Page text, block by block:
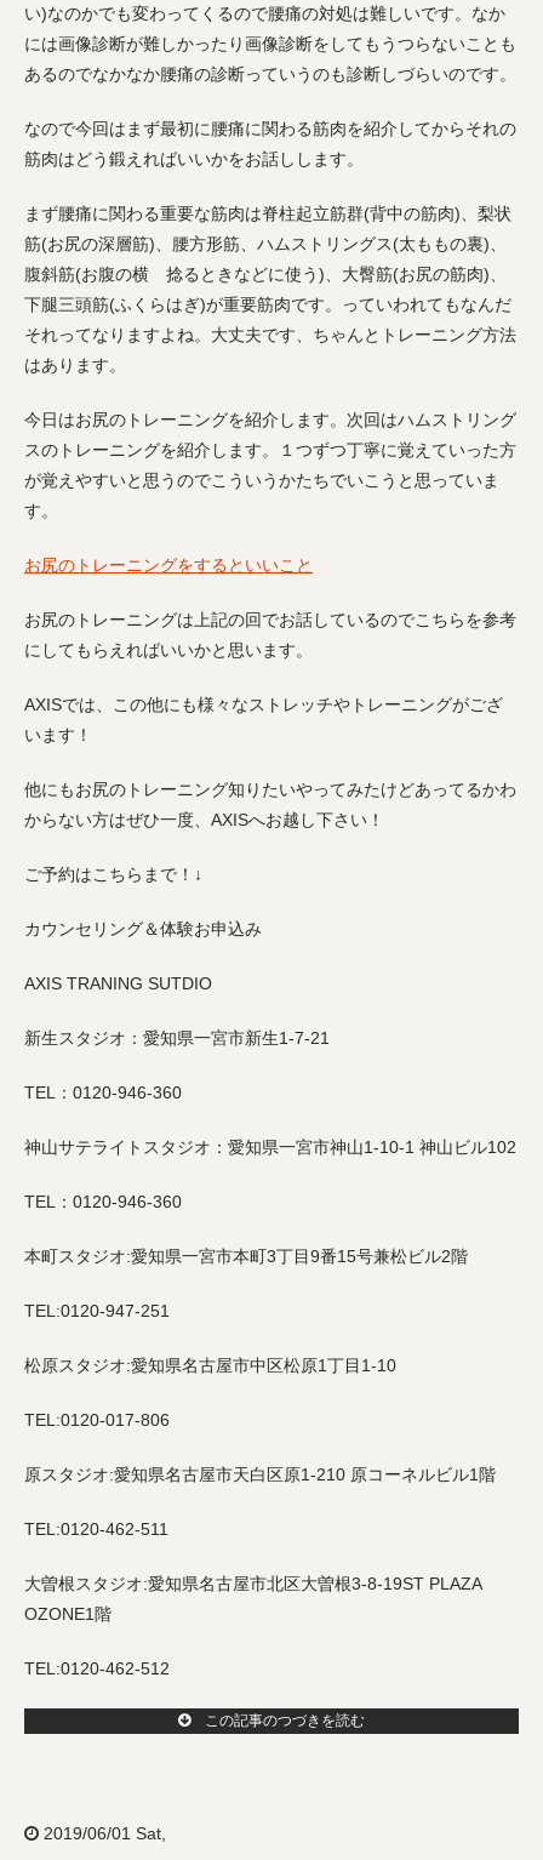
い)なのかでも変わってくるので腰痛の対処は難しいです。なか
には画像診断が難しかったり画像診断をしてもうつらないことも
あるのでなかなか腰痛の診断っていうのも診断しづらいのです。
なので今回はまず最初に腰痛に関わる筋肉を紹介してからそれの
筋肉はどう鍛えればいいかをお話しします。
まず腰痛に関わる重要な筋肉は脊柱起立筋群(背中の筋肉)、梨状
筋(お尻の深層筋)、腰方形筋、ハムストリングス(太ももの裏)、
腹斜筋(お腹の横 捻るときなどに使う)、大臀筋(お尻の筋肉)、
下腿三頭筋(ふくらはぎ)が重要筋肉です。っていわれてもなんだ
それってなりますよね。大丈夫です、ちゃんとトレーニング方法
はあります。
今日はお尻のトレーニングを紹介します。次回はハムストリング
スのトレーニングを紹介します。１つずつ丁寧に覚えていった方
が覚えやすいと思うのでこういうかたちでいこうと思っていま
す。
お尻のトレーニングをするといいこと
お尻のトレーニングは上記の回でお話しているのでこちらを参考
にしてもらえればいいかと思います。
AXISでは、この他にも様々なストレッチやトレーニングがござ
います！
他にもお尻のトレーニング知りたいやってみたけどあってるかわ
からない方はぜひ一度、AXISへお越し下さい！
ご予約はこちらまで！↓
カウンセリング＆体験お申込み
AXIS TRANING SUTDIO
新生スタジオ：愛知県一宮市新生1-7-21
TEL：0120-946-360
神山サテライトスタジオ：愛知県一宮市神山1-10-1 神山ビル102
TEL：0120-946-360
本町スタジオ:愛知県一宮市本町3丁目9番15号兼松ビル2階
TEL:0120-947-251
松原スタジオ:愛知県名古屋市中区松原1丁目1-10
TEL:0120-017-806
原スタジオ:愛知県名古屋市天白区原1-210 原コーネルビル1階
TEL:0120-462-511
大曽根スタジオ:愛知県名古屋市北区大曽根3-8-19ST PLAZA
OZONE1階
TEL:0120-462-512
この記事のつづきを読む
2019/06/01 Sat,